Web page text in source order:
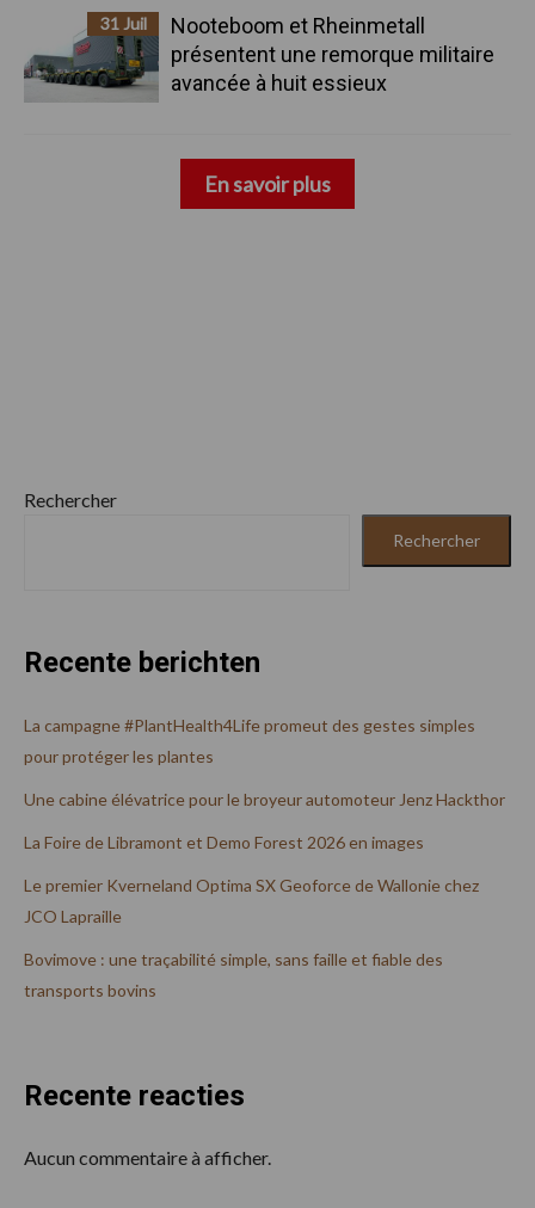
31 Juil
Nooteboom et Rheinmetall
présentent une remorque militaire
avancée à huit essieux
En savoir plus
Rechercher
Rechercher
Recente berichten
La campagne #PlantHealth4Life promeut des gestes simples
pour protéger les plantes
Une cabine élévatrice pour le broyeur automoteur Jenz Hackthor
La Foire de Libramont et Demo Forest 2026 en images
Le premier Kverneland Optima SX Geoforce de Wallonie chez
JCO Lapraille
Bovimove : une traçabilité simple, sans faille et fiable des
transports bovins
Recente reacties
Aucun commentaire à afficher.